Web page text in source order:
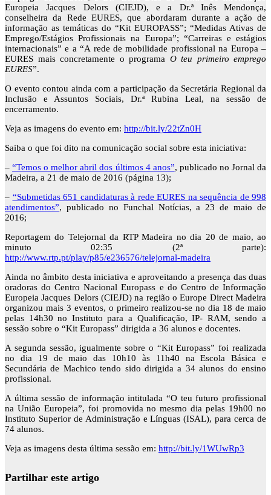
Europeia Jacques Delors (CIEJD), e a Dr.ª Inês Mendonça,
conselheira da Rede EURES, que abordaram durante a ação de
informação as temáticas do “Kit EUROPASS”; “Medidas Ativas de
Emprego/Estágios Profissionais na Europa”; “Carreiras e estágios
internacionais” e a “A rede de mobilidade profissional na Europa –
EURES mais concretamente o programa O teu primeiro emprego
EURES”.
O evento contou ainda com a participação da Secretária Regional da
Inclusão e Assuntos Sociais, Dr.ª Rubina Leal, na sessão de
encerramento.
Veja as imagens do evento em: http://bit.ly/22tZn0H
Saiba o que foi dito na comunicação social sobre esta iniciativa:
–“Temos o melhor abril dos últimos 4 anos”, publicado no Jornal da
Madeira, a 21 de maio de 2016 (página 13);
– “Submetidas 651 candidaturas à rede EURES na sequência de 998
atendimentos”, publicado no Funchal Notícias, a 23 de maio de
2016;
Reportagem do Telejornal da RTP Madeira no dia 20 de maio, ao
minuto 02:35 (2ª parte):
http://www.rtp.pt/play/p85/e236576/telejornal-madeira
Ainda no âmbito desta iniciativa e aproveitando a presença das duas
oradoras do Centro Nacional Europass e do Centro de Informação
Europeia Jacques Delors (CIEJD) na região o Europe Direct Madeira
organizou mais 3 eventos, o primeiro realizou-se no dia 18 de maio
pelas 14h30 no Instituto para a Qualificação, IP- RAM, sendo a
sessão sobre o “Kit Europass” dirigida a 36 alunos e docentes.
A segunda sessão, igualmente sobre o “Kit Europass” foi realizada
no dia 19 de maio das 10h10 às 11h40 na Escola Básica e
Secundária de Machico tendo sido dirigida a 34 alunos do ensino
profissional.
A última sessão de informação intitulada “O teu futuro profissional
na União Europeia”, foi promovida no mesmo dia pelas 19h00 no
Instituto Superior de Administração e Línguas (ISAL), para cerca de
74 alunos.
Veja as imagens desta última sessão em: http://bit.ly/1WUwRp3
Partilhar este artigo